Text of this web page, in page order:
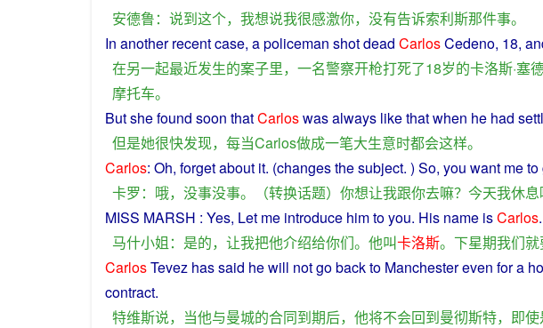
安德鲁： 说到这个， 我想说我很感激你， 没有告诉索利斯那件事。
In another recentcase, apoliceman shotdead CarlosCedeno, 18,
在另一起最近发生的案子里， 一名警察开枪打死了18岁的卡洛斯·塞
摩托车。
Butshefound soon thatCarloswasalways likethatwhen he had
但是她很快发现， 每当Carlos做成一笔大生意时都会这样。
Carlos: Oh, forget about it. (changes thesubject. ) So, you want meto
卡罗： 哦， 没事没事。（转换话题） 你想让我跟你去嘛？ 今天我休息
MISS MARSH : Yes, Let me introduce himtoyou. His name isCarlos.
马什小姐 ： 是的， 让我把他介绍给你们。 他叫卡洛斯。 下星期我们就
CarlosTevez hassaid hewill notgobackto Manchestereven for a
contract.
特维斯说， 当他与曼城的合同到期后， 他将不会回到曼彻斯特， 即使